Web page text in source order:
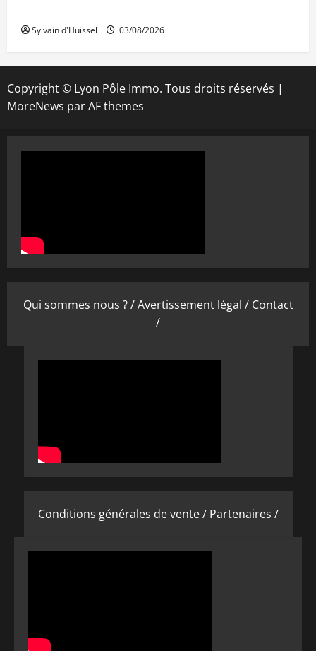
Sylvain d'Huissel 03/08/2026
Copyright © Lyon Pôle Immo. Tous droits réservés |
MoreNews par AF themes
Qui sommes nous ? /Avertissement légal / Contact
/
Conditions générales de vente / Partenaires /